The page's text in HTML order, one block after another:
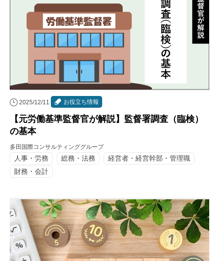
2025/12/11 お役立ち情報
【元労働基準監督官が解説】監督署調査（臨検）
の基本
多田国際コンサルティンググループ
人事・労務 総務・法務
経営者・経営幹部・管理職
財務・会計